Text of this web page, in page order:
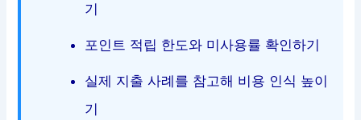
기
포인트 적립 한도와 미사용률 확인하기
실제 지출 사례를 참고해 비용 인식 높이
기